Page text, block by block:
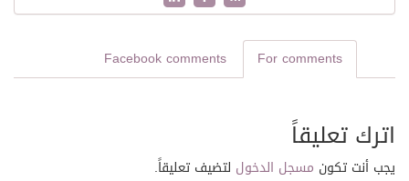
For comments
Facebook comments
اترك تعليقاً
يجب أنت تكون مسجل الدخول لتضيف تعليقاً.